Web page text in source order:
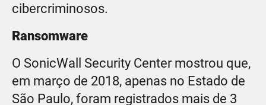
cibercriminosos.
Ransomware
O SonicWall Security Center mostrou que,
em março de 2018, apenas no Estado de
São Paulo, foram registrados mais de 3